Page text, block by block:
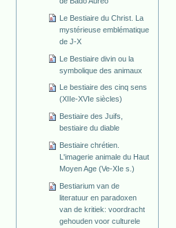
Le Bestiaire du Christ. La
mystérieuse emblématique
de J-X
Le Bestiaire divin ou la
symbolique des animaux
Le bestiaire des cinq sens
(XIIe-XVIe siècles)
Bestiaire des Juifs,
bestiaire du diable
Bestiaire chrétien.
L'imagerie animale du Haut
Moyen Age (Ve-XIe s.)
Bestiarium van de
literatuur en paradoxen
van de kritiek: voordracht
gehouden voor culturele